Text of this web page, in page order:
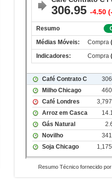
Resumo Técnico fornecido por